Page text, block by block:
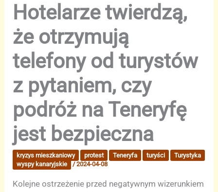
Hotelarze twierdzą,
że otrzymują
telefony od turystów
z pytaniem, czy
podróż na Teneryfę
jest bezpieczna
kryzys mieszkaniowy protest Teneryfa turyści
Turystyka
wyspy kanaryjskie
/2024-04-08
Kolejne ostrzeżenie przed negatywnym wizerunkiem